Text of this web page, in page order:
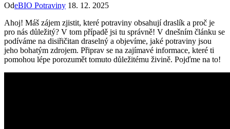
OdeBIO Potraviny 18. 12. 2025
Ahoj! Máš zájem zjistit, které potraviny obsahují draslík a proč je
pro nás důležitý? V tom případě jsi tu správně! V dnešním článku se
podíváme na disiřičitan draselný a objevíme, jaké potraviny jsou
jeho bohatým zdrojem. Připrav se na zajímavé informace, které ti
pomohou lépe porozumět tomuto důležitému živině. Pojďme na to!